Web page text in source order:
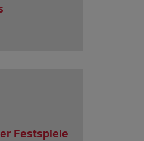
Festspiele